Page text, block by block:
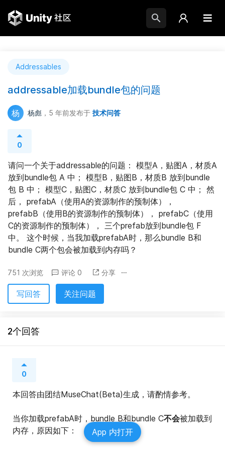
Addressables
addressable加载bundle包的问题
杨 杨彪 ，5 年前发布于 技术问答
0
请问一个关于addressable的问题： 模型A，贴图A，材质A
放到bundle包 A 中； 模型B，贴图B，材质B 放到bundle
包 B 中； 模型C，贴图C，材质C 放到bundle包 C 中； 然
后， prefabA（使用A的资源制作的预制体），
prefabB（使用B的资源制作的预制体）， prefabC（使用
C的资源制作的预制体）， 三个prefab放到bundle包 F
中。 这个时候，当我加载prefabA时，那么bundle B和
bundle C两个包会被加载到内存吗？
751 次浏览 评论 0 分享
写回答 关注问题
2个回答
0
本回答由团结MuseChat(Beta)生成，请酌情参考。
当你加载prefabA时，bundle B和bundle C不会被加载到
内存，原因如下：
App 内打开